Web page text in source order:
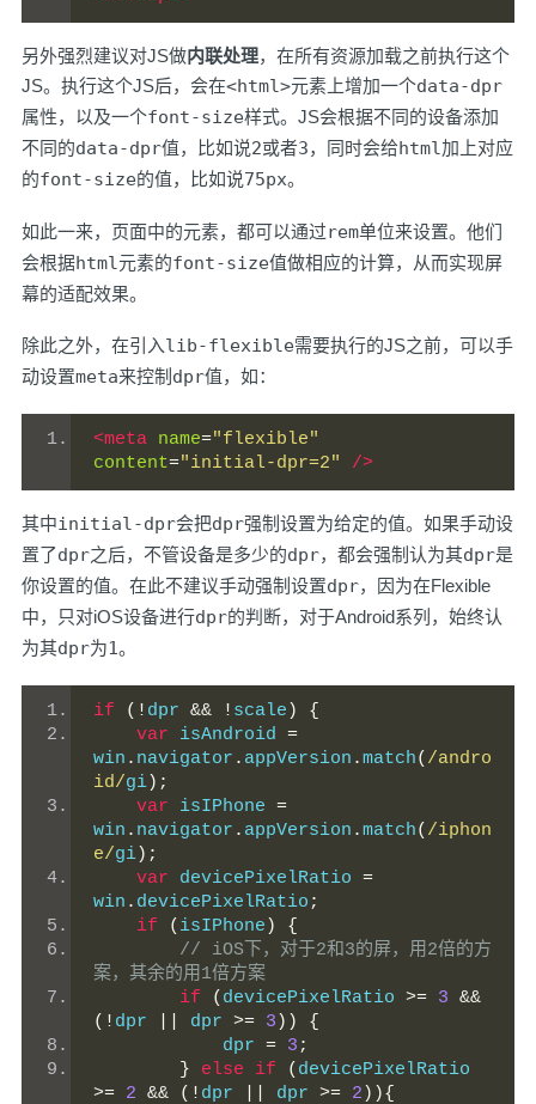
另外强烈建议对JS做内联处理，在所有资源加载之前执行这个
JS。执行这个JS后，会在<html>元素上增加一个data-dpr
属性，以及一个font-size样式。JS会根据不同的设备添加
不同的data-dpr值，比如说2或者3，同时会给html加上对应
的font-size的值，比如说75px。
如此一来，页面中的元素，都可以通过rem单位来设置。他们
会根据html元素的font-size值做相应的计算，从而实现屏
幕的适配效果。
除此之外，在引入lib-flexible需要执行的JS之前，可以手
动设置meta来控制 dpr值，如：
<meta name="flexible"
content="initial-dpr=2" />
其中initial-dpr会把dpr强制设置为给定的值。如果手动设
置了dpr之后，不管设备是多少的dpr，都会强制认为其dpr是
你设置的值。在此不建议手动强制设置dpr，因为在Flexible
中，只对iOS设备进行dpr的判断，对于Android系列，始终认
为其dpr为1。
if (! dpr && ! scale )
{
var isAndroid =
win . navigator . appVersion .match( /andro
id/gi);
var isIPhone =
win . navigator . appVersion .match( /iphon
e/gi);
var devicePixelRatio =
win . devicePixelRatio ;
if
( isIPhone )
{
// iOS下，对于2和3的屏，用2倍的方
案，其余的用1倍方案
if
( devicePixelRatio >= 3 &&
(! dpr dpr >= 3 ))
{
            dpr
= 3 ;
}
else if (
>= 2 && (! dpr dpr >= 2 )){